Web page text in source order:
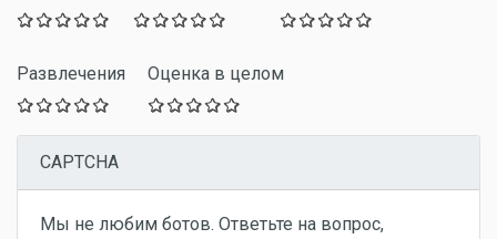
Развлечения Оценка в целом
CAPTCHA
Мы не любим ботов. Ответьте на вопрос,